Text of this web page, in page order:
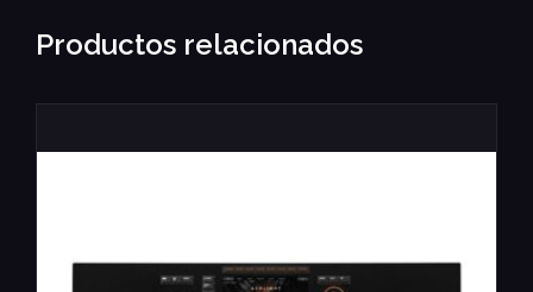
Productos relacionados